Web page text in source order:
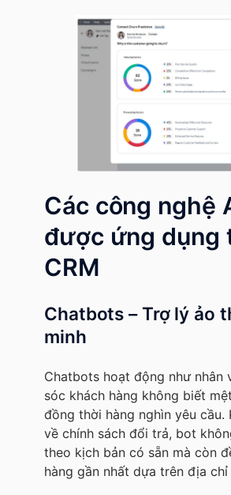
Các công nghệ
được ứng dụng
CRM
Chatbots – Trợ lý ảo
minh
Chatbots hoạt động như nhân
sóc khách hàng không biết
đồng thời hàng nghìn yêu cầu.
về chính sách đổi trả, bot
theo kịch bản có sẵn mà còn
hàng gần nhất dựa trên địa chỉ